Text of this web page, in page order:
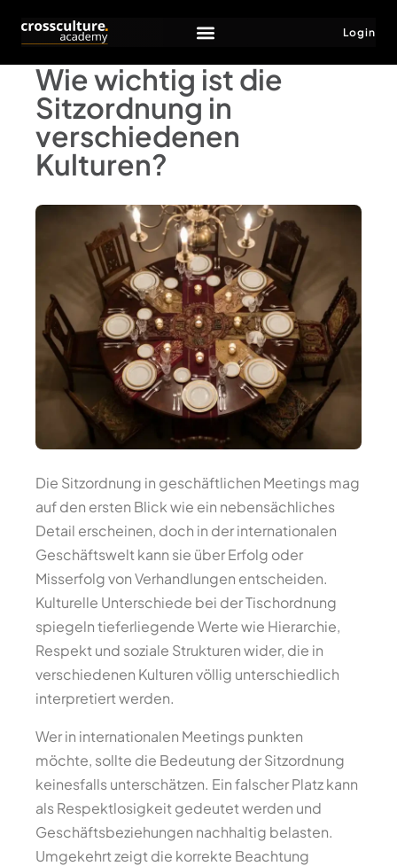
Login
Wie wichtig ist die
Sitzordnung in
verschiedenen
Kulturen?
Die Sitzordnung in geschäftlichen Meetings mag
auf den ersten Blick wie ein nebensächliches
Detail erscheinen, doch in der internationalen
Geschäftswelt kann sie über Erfolg oder
Misserfolg von Verhandlungen entscheiden.
Kulturelle Unterschiede bei der Tischordnung
spiegeln tieferliegende Werte wie Hierarchie,
Respekt und soziale Strukturen wider, die in
verschiedenen Kulturen völlig unterschiedlich
interpretiert werden.
Wer in internationalen Meetings punkten
möchte, sollte die Bedeutung der Sitzordnung
keinesfalls unterschätzen. Ein falscher Platz kann
als Respektlosigkeit gedeutet werden und
Geschäftsbeziehungen nachhaltig belasten.
Umgekehrt zeigt die korrekte Beachtung